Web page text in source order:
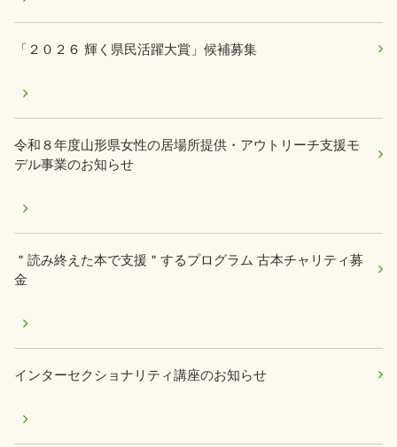
「２０２６ 輝く県民活躍大賞」候補募集
令和８年度山形県女性の居場所提供・アウトリーチ支援モ
デル事業のお知らせ
＂読み終えた本で支援＂するプログラム 古本チャリティ募
金
インターセクショナリティ講座のお知らせ